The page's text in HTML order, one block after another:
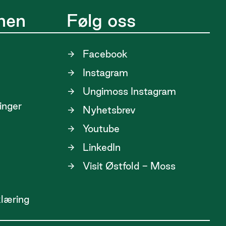
Følg oss
Facebook
Instagram
Ungimoss Instagram
Nyhetsbrev
Youtube
LinkedIn
Visit Østfold - Moss